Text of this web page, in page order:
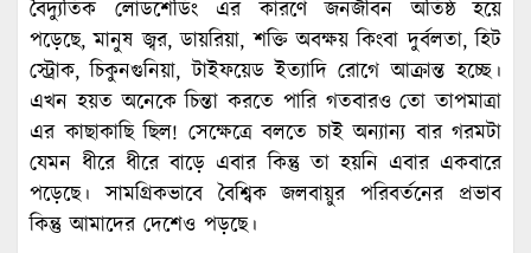
বৈদ্যুতিক লোডশেডিং এর কারণে জনজীবন অতিষ্ঠ হয়ে
পড়েছে, মানুষ জ্বর, ডায়রিয়া, শক্তি অবক্ষয় কিংবা দুর্বলতা, হিট
স্ট্রোক, চিকুনগুনিয়া, টাইফয়েড ইত্যাদি রোগে আক্রান্ত হচ্ছে।
এখন হয়ত অনেকে চিন্তা করতে পারি গতবারও তো তাপমাত্রা
এর কাছাকাছি ছিল! সেক্ষেত্রে বলতে চাই অন্যান্য বার গরমটা
যেমন ধীরে ধীরে বাড়ে এবার কিন্তু তা হয়নি এবার একবারে
পড়েছে। সামগ্রিকভাবে বৈশ্বিক জলবায়ুর পরিবর্তনের প্রভাব
কিন্তু আমাদের দেশেও পড়ছে।